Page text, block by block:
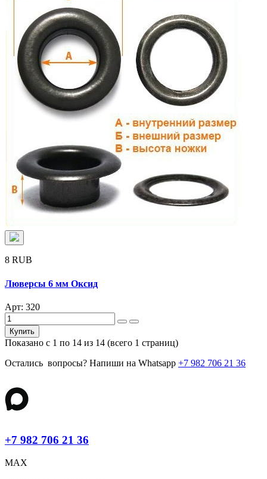
8 RUB
Люверсы 6 мм Оксид
Арт: 320
Купить
Показано с 1 по 14 из 14 (всего 1 страниц)
Остались вопросы? Напиши на Whatsapp +7 982 706 21 36
+7 982 706 21 36
MAX